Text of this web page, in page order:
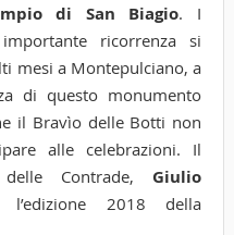
di San Biagio. I
ricorrenza si
mesi a Montepulciano, a
di questo monumento
il Bravìo delle Botti non
alle celebrazioni. Il
Contrade, Giulio
2018 della